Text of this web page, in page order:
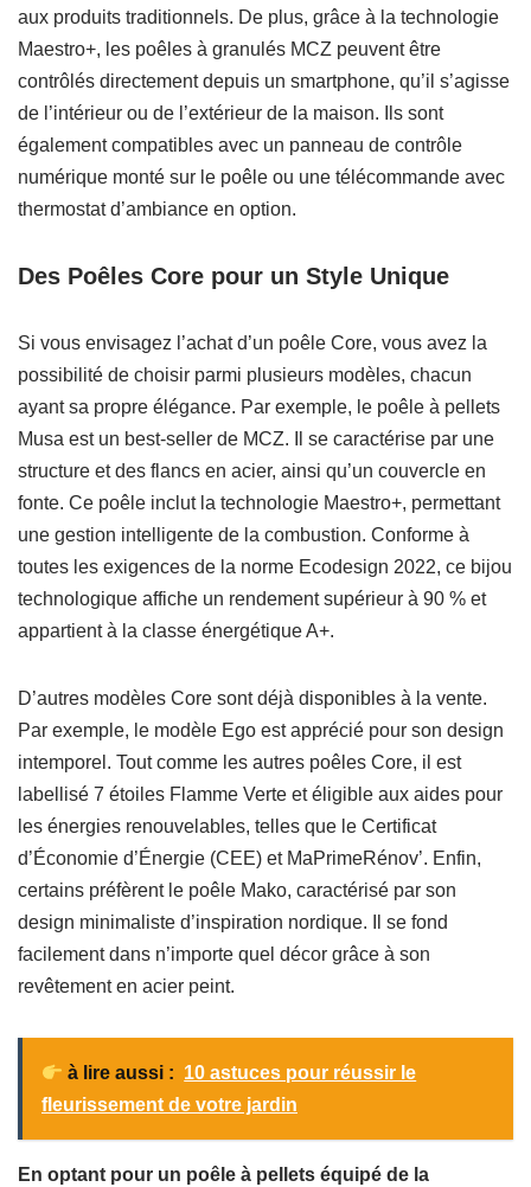
aux produits traditionnels. De plus, grâce à la technologie
Maestro+, les poêles à granulés MCZ peuvent être
contrôlés directement depuis un smartphone, qu’il s’agisse
de l’intérieur ou de l’extérieur de la maison. Ils sont
également compatibles avec un panneau de contrôle
numérique monté sur le poêle ou une télécommande avec
thermostat d’ambiance en option.
Des Poêles Core pour un Style Unique
Si vous envisagez l’achat d’un poêle Core, vous avez la
possibilité de choisir parmi plusieurs modèles, chacun
ayant sa propre élégance. Par exemple, le poêle à pellets
Musa est un best-seller de MCZ. Il se caractérise par une
structure et des flancs en acier, ainsi qu’un couvercle en
fonte. Ce poêle inclut la technologie Maestro+, permettant
une gestion intelligente de la combustion. Conforme à
toutes les exigences de la norme Ecodesign 2022, ce bijou
technologique affiche un rendement supérieur à 90 % et
appartient à la classe énergétique A+.
D’autres modèles Core sont déjà disponibles à la vente.
Par exemple, le modèle Ego est apprécié pour son design
intemporel. Tout comme les autres poêles Core, il est
labellisé 7 étoiles Flamme Verte et éligible aux aides pour
les énergies renouvelables, telles que le Certificat
d’Économie d’Énergie (CEE) et MaPrimeRénov’. Enfin,
certains préfèrent le poêle Mako, caractérisé par son
design minimaliste d’inspiration nordique. Il se fond
facilement dans n’importe quel décor grâce à son
revêtement en acier peint.
à lire aussi : 10 astuces pour réussir le
fleurissement de votre jardin
En optant pour un poêle à pellets équipé de la